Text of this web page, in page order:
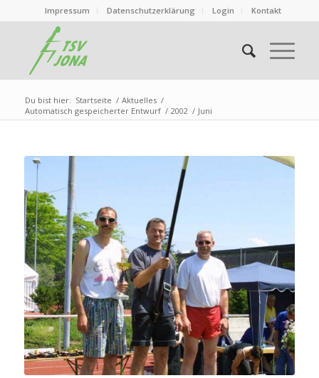
Impressum Datenschutzerklärung Login Kontakt
Du bist hier: Startseite / Aktuelles /
Automatisch gespeicherter Entwurf / 2002 / Juni